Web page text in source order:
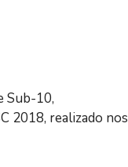
Sub-10,
2018, realizado nos